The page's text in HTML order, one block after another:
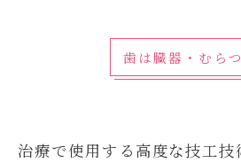
歯は臓器・むら
治療で使用する高度な技工技